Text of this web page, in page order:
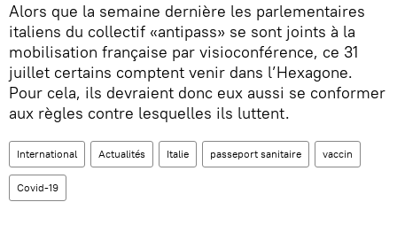
Alors que la semaine dernière les parlementaires
italiens du collectif «antipass» se sont joints à la
mobilisation française par visioconférence, ce 31
juillet certains comptent venir dans l’Hexagone.
Pour cela, ils devraient donc eux aussi se conformer
aux règles contre lesquelles ils luttent.
International Actualités Italie passeport sanitaire vaccin
Covid-19